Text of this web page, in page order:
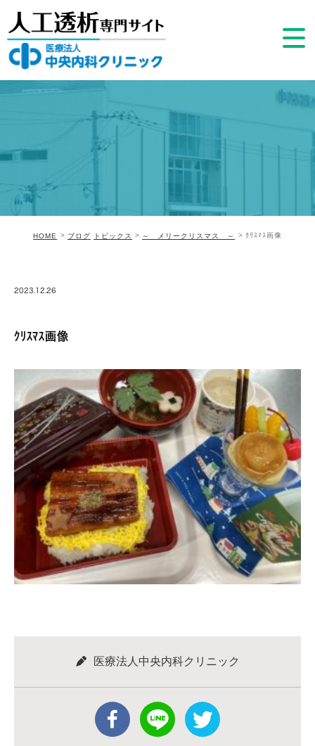
HOME ブログ トピックス ～ メリークリスマス ～ ｸﾘｽﾏｽ画像
2023.12.26
ｸﾘｽﾏｽ画像
医療法人中央内科クリニック